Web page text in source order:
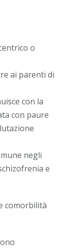
o
ai parenti di
con la
con paure
negli
e
comorbilità